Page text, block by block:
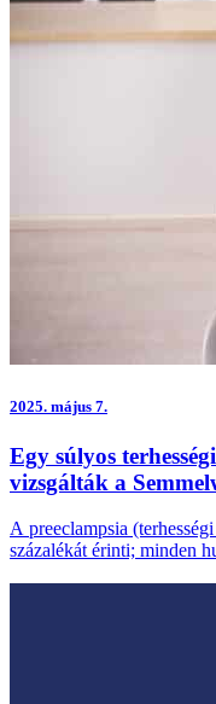
2025. május 7.
Egy súlyos
vizsgálták a
A preeclampsia
százalékát érinti; minden